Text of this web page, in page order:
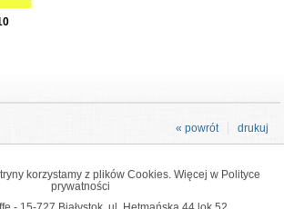
drukuj
« powrót
korzystamy z plików Cookies. Więcej w Polityce
prywatności